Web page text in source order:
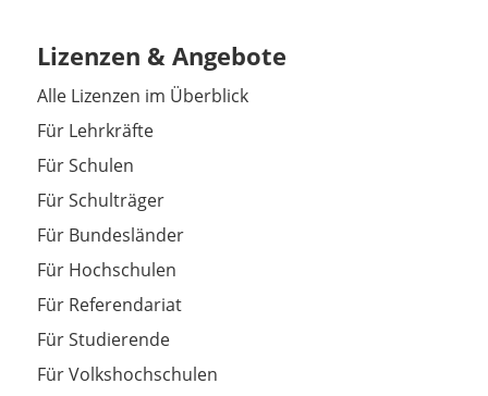
Lizenzen & Angebote
Alle Lizenzen im Überblick
Für Lehrkräfte
Für Schulen
Für Schulträger
Für Bundesländer
Für Hochschulen
Für Referendariat
Für Studierende
Für Volkshochschulen